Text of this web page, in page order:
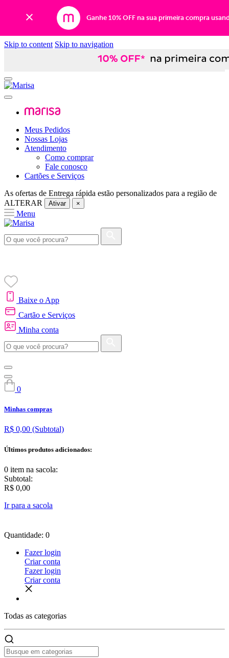
Ganhe 10% OFF na sua primeira compra
Skip to content Skip to navigation
Meus Pedidos
Nossas Lojas
Atendimento
Como comprar
Fale conosco
Cartões e Serviços
As ofertas de Entrega rápida estão personalizados para a região de
ALTERAR
Ativar ×
Menu
Baixe o App
Cartão e Serviços
Minha conta
0
Minhas compras
R$ 0,00 (Subtotal)
Últimos produtos adicionados:
0 item na sacola:
Subtotal:
R$ 0,00
Ir para a sacola
Quantidade: 0
Fazer login
Criar conta
Fazer login
Criar conta
Todas as categorias